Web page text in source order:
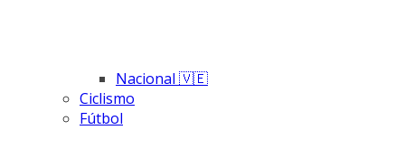
Nacional 🇻🇪
Ciclismo
Fútbol